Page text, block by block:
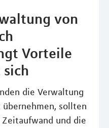
von
Vorteile
die Verwaltung
sollten
und die